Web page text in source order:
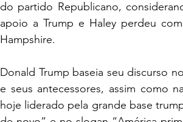
do partido Republicano,
apoio a Trump e Haley perdeu
Hampshire.
Donald Trump baseia seu discurso
e seus antecessores, assim como
hoje liderado pela grande base